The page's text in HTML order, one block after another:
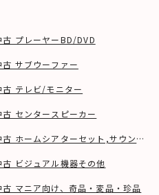
ファー等)
)
古 プレーヤーBD/DVD
古 サブウーファー
古 テレビ/モニター
古 センタースピーカー
古 ホームシアターセット,サウンドバー
古 ビジュアル機器その他
古 マニア向け、奇品・変品・珍品